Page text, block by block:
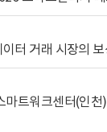
마트워크센터(인